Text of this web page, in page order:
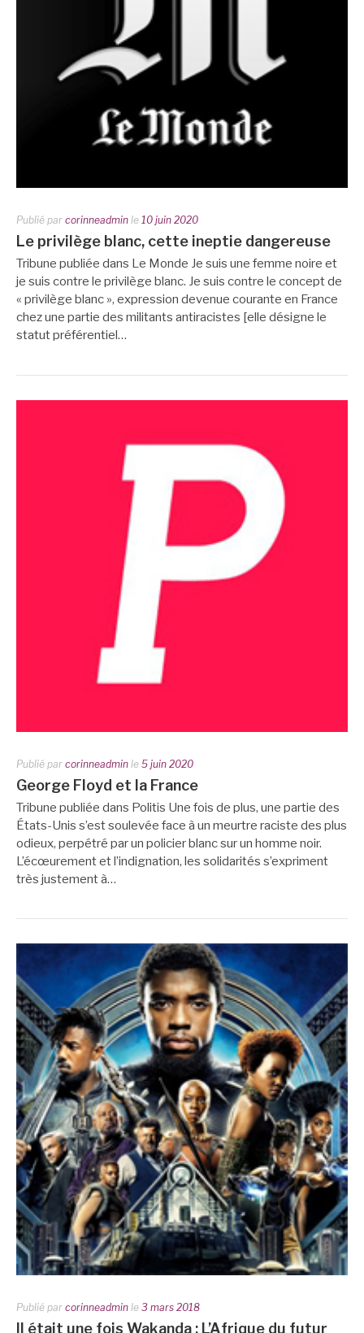
Publié par corinneadmin le 10 juin 2020
Le privilège blanc, cette ineptie dangereuse
Tribune publiée dans Le Monde Je suis une femme noire et
je suis contre le privilège blanc. Je suis contre le concept de
« privilège blanc », expression devenue courante en France
chez une partie des militants antiracistes [elle désigne le
statut préférentiel…
Publié par corinneadmin le 5 juin 2020
George Floyd et la France
Tribune publiée dans Politis Une fois de plus, une partie des
États-Unis s’est soulevée face à un meurtre raciste des plus
odieux, perpétré par un policier blanc sur un homme noir.
L’écœurement et l’indignation, les solidarités s’expriment
très justement à…
Publié par corinneadmin le 3 mars 2018
Il était une fois Wakanda : L’Afrique du futur